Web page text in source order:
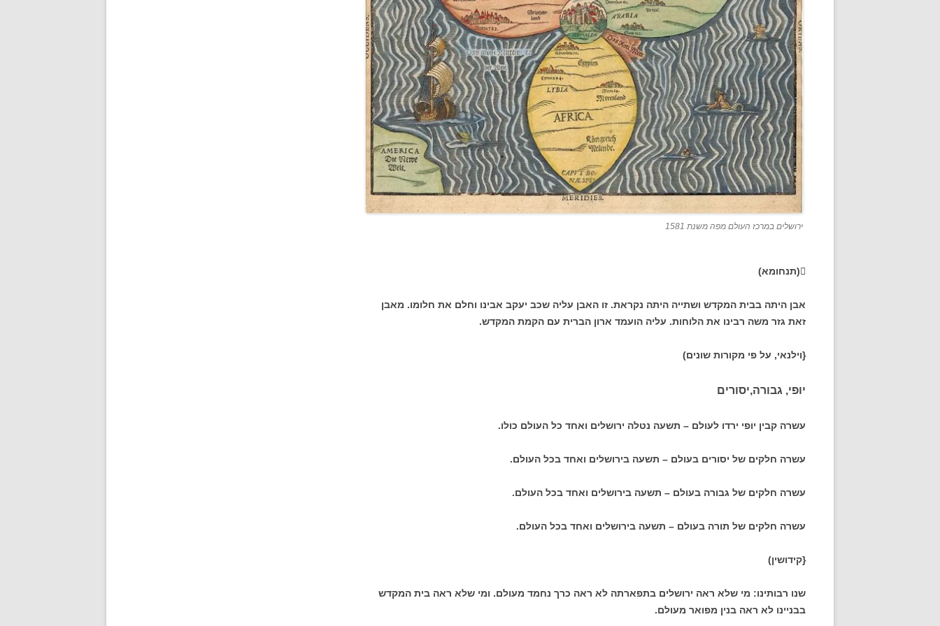
ירושלים במרכז העולם מפה משנת 1581
(תנחומא)
אבן היתה בבית המקדש ושתייה היתה נקראת. זו האבן עליה שכב יעקב אבינו וחלם את חלומו. מאבן
זאת גזר משה רבינו את הלוחות. עליה הועמד ארון הברית עם הקמת המקדש.
{וילנאי, על פי מקורות שונים)
יופי, גבורה,יסורים
עשרה קבין יופי ירדו לעולם – תשעה נטלה ירושלים ואחד כל העולם כולו.
עשרה חלקים של יסורים בעולם – תשעה בירושלים ואחד בכל העולם.
עשרה חלקים של גבורה בעולם – תשעה בירושלים ואחד בכל העולם.
עשרה חלקים של תורה בעולם – תשעה בירושלים ואחד בכל העולם.
{קידושין)
שנו רבותינו: מי שלא ראה ירושלים בתפארתה לא ראה כרך נחמד מעולם. ומי שלא ראה בית המקדש
בבניינו לא ראה בנין מפואר מעולם.